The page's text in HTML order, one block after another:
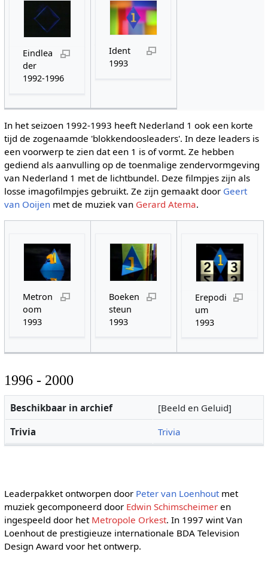
Eindlea
der
1992-1996
Ident
1993
In het seizoen 1992-1993 heeft Nederland 1 ook een korte
tijd de zogenaamde 'blokkendoosleaders'. In deze leaders is
een voorwerp te zien dat een 1 is of vormt. Ze hebben
gediend als aanvulling op de toenmalige zendervormgeving
van Nederland 1 met de lichtbundel. Deze filmpjes zijn als
losse imagofilmpjes gebruikt. Ze zijn gemaakt door Geert
van Ooijenmet de muziek van Gerard Atema.
Metron
oom
1993
Boeken
steun
1993
Erepodi
um
1993
1996 - 2000
Beschikbaar in archief
[Beeld en Geluid]
Trivia
Trivia
Leaderpakket ontworpen door Peter van Loenhoutmet
muziek gecomponeerd door Edwin Schimscheimeren
ingespeeld door het Metropole Orkest. In 1997 wint Van
Loenhout de prestigieuze internationale BDA Television
Design Award voor het ontwerp.